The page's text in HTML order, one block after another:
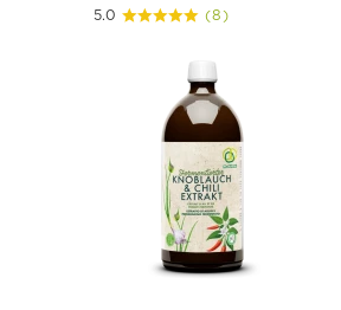
5.0 (8)